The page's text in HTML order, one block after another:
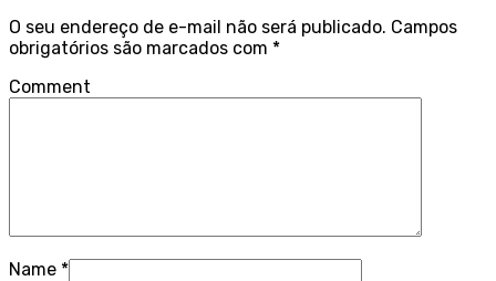
O seu endereço de e-mail não será publicado. Campos
obrigatórios são marcados com *
Comment
Name *